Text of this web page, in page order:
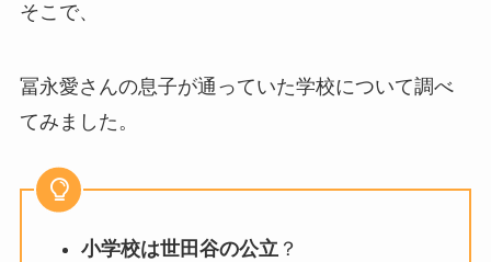
そこで、
冨永愛さんの息子が通っていた学校について調べ
てみました。
小学校は世田谷の公立？